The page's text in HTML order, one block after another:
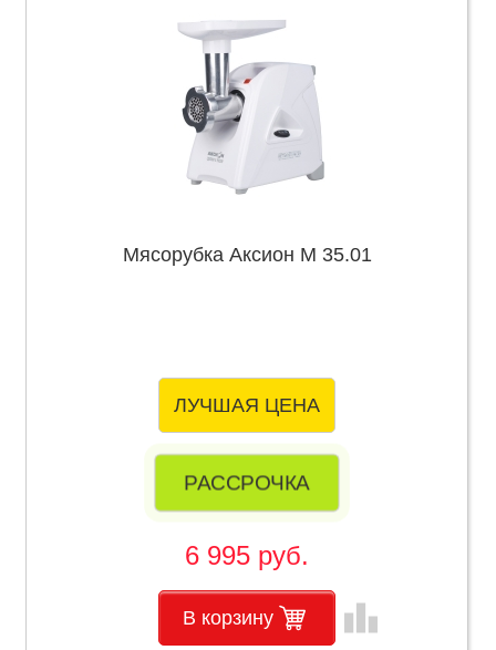
Мясорубка Аксион М 35.01
ЛУЧШАЯ ЦЕНА
РАССРОЧКА
6 995 руб.
В корзину leaderboard